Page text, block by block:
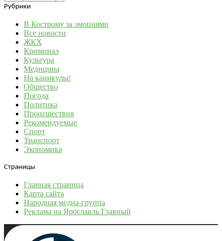
Рубрики
В Кострому за эмоциями
Все новости
ЖКХ
Криминал
Культура
Медицина
На каникулы!
Общество
Погода
Политика
Происшествия
Рекомендуемые
Спорт
Транспорт
Экономика
Страницы
Главная страница
Карта сайта
Народная медиа-группа
Реклама на Ярославль Главный